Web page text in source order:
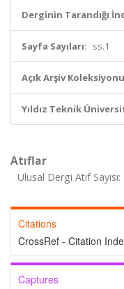
Derginin Tarandığı
Sayfa Sayıları: ss.1
Açık Arşiv
Yıldız Teknik
Atıflar
Ulusal Dergi Atıf Sayısı:
Citations
CrossRef - Citation
Captures